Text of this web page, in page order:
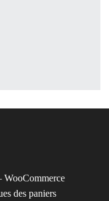
WooCommerce
des paniers